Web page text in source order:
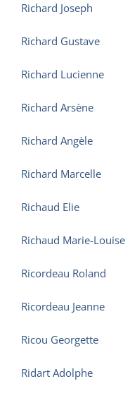
Richard Joseph
Richard Gustave
Richard Lucienne
Richard Arsène
Richard Angèle
Richard Marcelle
Richaud Elie
Richaud Marie-Louise
Ricordeau Roland
Ricordeau Jeanne
Ricou Georgette
Ridart Adolphe